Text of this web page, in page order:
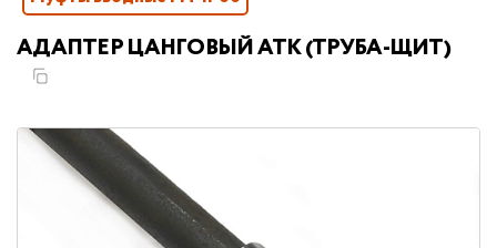
АДАПТЕР ЦАНГОВЫЙ АТК (ТРУБА-ЩИТ)